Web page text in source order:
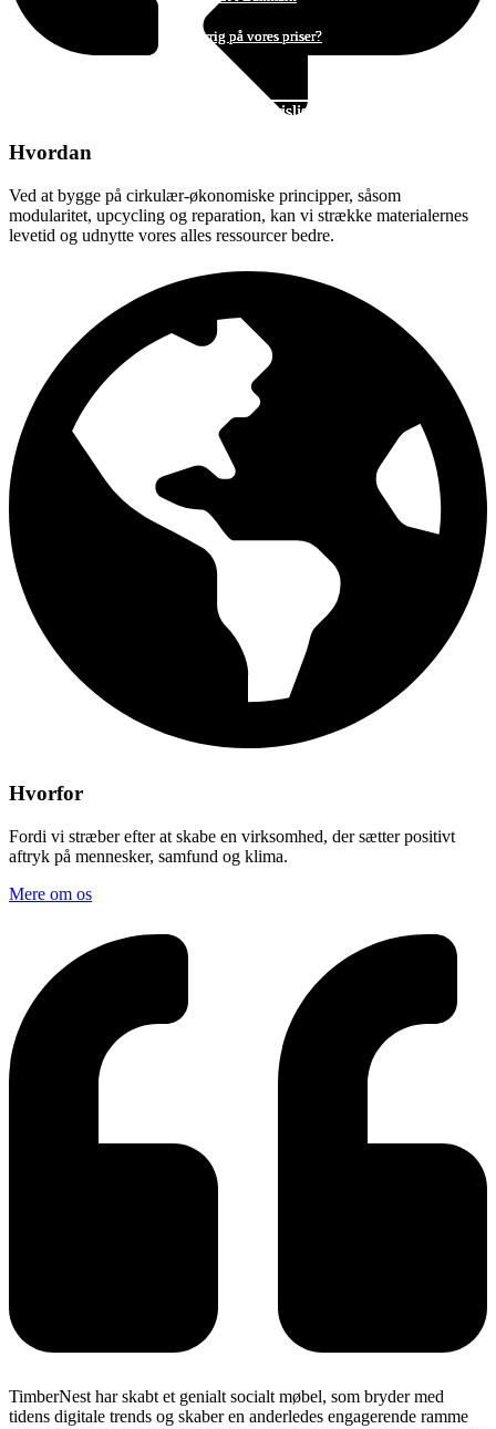
Nysgerrig på vores priser?
Få tilsendt en prisliste
Nysgerrig på vores priser?
Få tilsendt en prisliste
Nysgerrig på vores priser?
Få tilsendt en prisliste
Hvordan
Ved at bygge på cirkulær-økonomiske principper, såsom
modularitet, upcycling og reparation, kan vi strække materialernes
levetid og udnytte vores alles ressourcer bedre.
Hvorfor
Fordi vi stræber efter at skabe en virksomhed, der sætter positivt
aftryk på mennesker, samfund og klima.
Mere om os
TimberNest har skabt et genialt socialt møbel, som bryder med
tidens digitale trends og skaber en anderledes engagerende ramme